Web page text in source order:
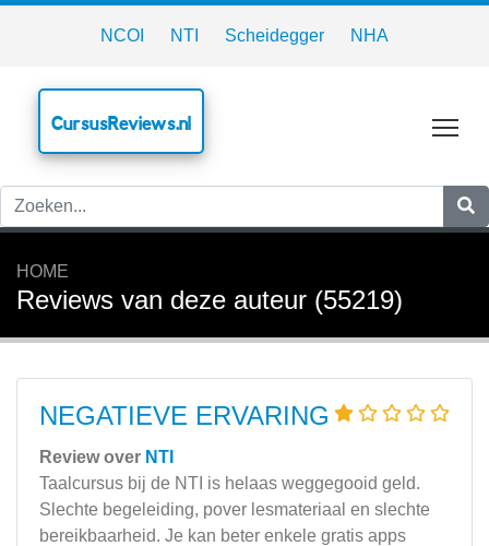
NCOI NTI Scheidegger NHA
CursusReviews.nl
HOME
Reviews van deze auteur (55219)
NEGATIEVE ERVARING
Review over NTI
Taalcursus bij de NTI is helaas weggegooid geld.
Slechte begeleiding, pover lesmateriaal en slechte
bereikbaarheid. Je kan beter enkele gratis apps